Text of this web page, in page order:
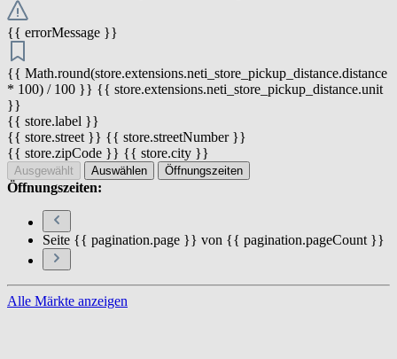
{{ errorMessage }}
{{ Math.round(store.extensions.neti_store_pickup_distance.distance
* 100) / 100 }} {{ store.extensions.neti_store_pickup_distance.unit
}}
{{ store.label }}
{{ store.street }} {{ store.streetNumber }}
{{ store.zipCode }} {{ store.city }}
Ausgewählt Auswählen Öffnungszeiten
Öffnungszeiten:
Seite {{ pagination.page }} von {{ pagination.pageCount }}
Alle Märkte anzeigen